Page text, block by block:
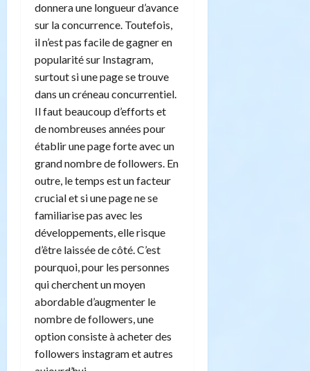
donnera une longueur d’avance
sur la concurrence. Toutefois,
il n’est pas facile de gagner en
popularité sur Instagram,
surtout si une page se trouve
dans un créneau concurrentiel.
Il faut beaucoup d’efforts et
de nombreuses années pour
établir une page forte avec un
grand nombre de followers. En
outre, le temps est un facteur
crucial et si une page ne se
familiarise pas avec les
développements, elle risque
d’être laissée de côté. C’est
pourquoi, pour les personnes
qui cherchent un moyen
abordable d’augmenter le
nombre de followers, une
option consiste à acheter des
followers instagram et autres